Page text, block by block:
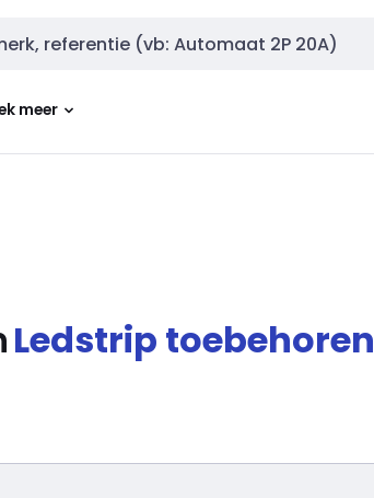
meer
Ledstrip toebehoren